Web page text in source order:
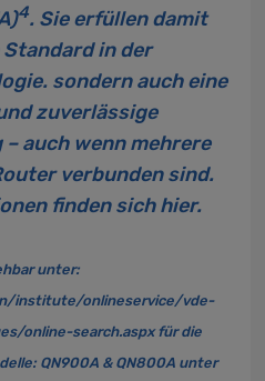
4. Sie erfüllen damit
in der
sondern auch eine
zuverlässige
auch wenn mehrere
verbunden sind.
finden sichhier.
unter:
institute/onlineservice/vde-
online-search.aspxfür die
QN900A & QN800A unter